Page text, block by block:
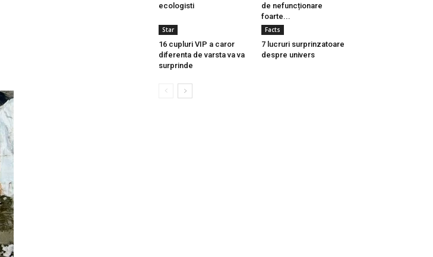
ecologisti
de nefuncționare
foarte...
Star
16 cupluri VIP a caror
diferenta de varsta va va
surprinde
Facts
7 lucruri surprinzatoare
despre univers